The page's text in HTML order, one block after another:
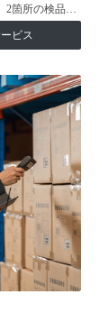
2箇所の検品…
ビス